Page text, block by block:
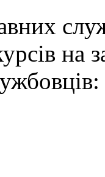
на